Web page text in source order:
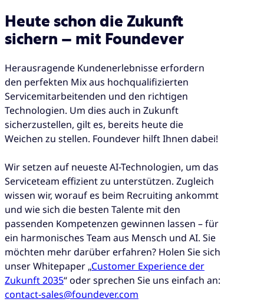
Heute schon die Zukunft
sichern – mit Foundever
Herausragende Kundenerlebnisse erfordern
den perfekten Mix aus hochqualifizierten
Servicemitarbeitenden und den richtigen
Technologien. Um dies auch in Zukunft
sicherzustellen, gilt es, bereits heute die
Weichen zu stellen. Foundever hilft Ihnen dabei!
Wir setzen auf neueste AI-Technologien, um das
Serviceteam effizient zu unterstützen. Zugleich
wissen wir, worauf es beim Recruiting ankommt
und wie sich die besten Talente mit den
passenden Kompetenzen gewinnen lassen – für
ein harmonisches Team aus Mensch und AI. Sie
möchten mehr darüber erfahren? Holen Sie sich
unser Whitepaper „Customer Experience der
Zukunft 2035“ oder sprechen Sie uns einfach an:
contact-sales@foundever.com